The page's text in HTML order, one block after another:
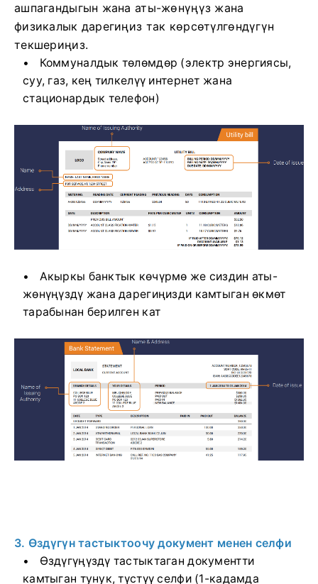
ашпагандыгын жана аты-жөнүңүз жана
физикалык дарегиңиз так көрсөтүлгөндүгүн
текшериңиз.
Коммуналдык төлөмдөр (электр энергиясы,
суу, газ, кең тилкелүү интернет жана
стационардык телефон)
Акыркы банктык көчүрмө же сиздин аты-
жөнүңүздү жана дарегиңизди камтыган өкмөт
тарабынан берилген кат
3. Өздүгүн тастыктоочу документ менен селфи
Өздүгүңүздү тастыктаган документти
камтыган тунук, түстүү селфи (1-кадамда